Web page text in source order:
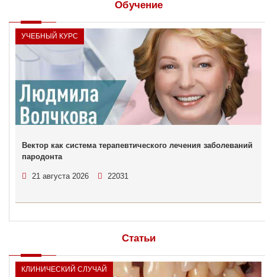
Обучение
УЧЕБНЫЙ КУРС
Вектор как система терапевтического лечения заболеваний
пародонта
21 августа 2026 22031
Статьи
КЛИНИЧЕСКИЙ СЛУЧАЙ